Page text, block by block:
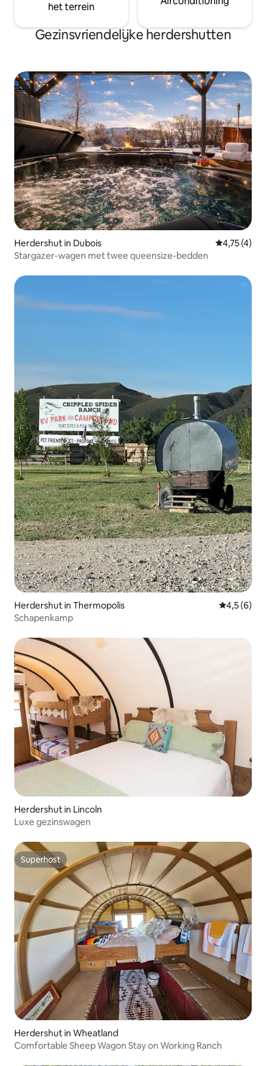
het terrein
Gezinsvriendelijke herdershutten
Herdershut in Dubois
4,75 (4)
Stargazer-wagen met twee queensize-bedden
Herdershut in Thermopolis
4,5 (6)
Schapenkamp
Herdershut in Lincoln
Luxe gezinswagen
Superhost
Superhost
Herdershut in Wheatland
Comfortable Sheep Wagon Stay on Working Ranch